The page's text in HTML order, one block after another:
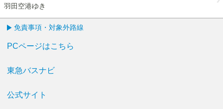
羽田空港ゆき
免責事項・対象外路線
PCページはこちら
東急バスナビ
公式サイト